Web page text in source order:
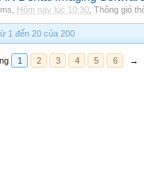
Hôm nay lúc 10:30 Thông gió
1 đến 20 của 200
1 2 3 4 5 6 →